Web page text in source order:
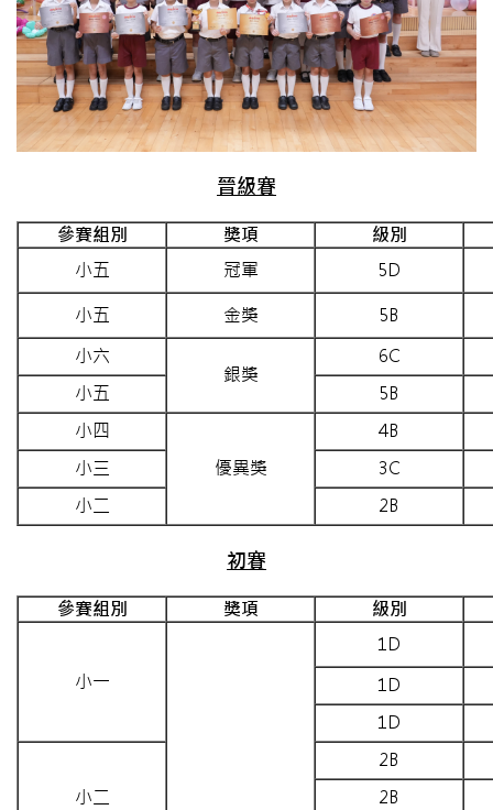
晉級賽
參賽組別 獎項 級別
小五 冠軍 5D
小五 金獎
5B
小六
銀獎
6C
小五
5B
小四
優異獎
4B
小三
3C
小二
2B
初賽
參賽組別 獎項 級別
小一
1D
1D
1D
小二
2B
2B